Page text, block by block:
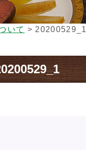
いて > 20200529_1